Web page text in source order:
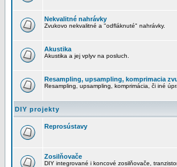
Nekvalitné nahrávky
Zvukovo nekvalitné a "odfláknuté" nahrávky.
Akustika
Akustika a jej vplyv na posluch.
Resampling, upsampling, komprimacia
Resampling, upsampling, komprimácia, či iné
DIY projekty
Reprosústavy
Zosilňovače
DIY integrované i koncové zosilňovače,